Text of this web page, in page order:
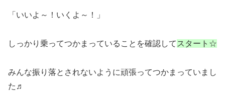
「いいよ～！いくよ～！」
しっかり乗ってつかまっていることを確認して スタート☆
みんな振り落とされないように頑張ってつかまっていまし
た♬